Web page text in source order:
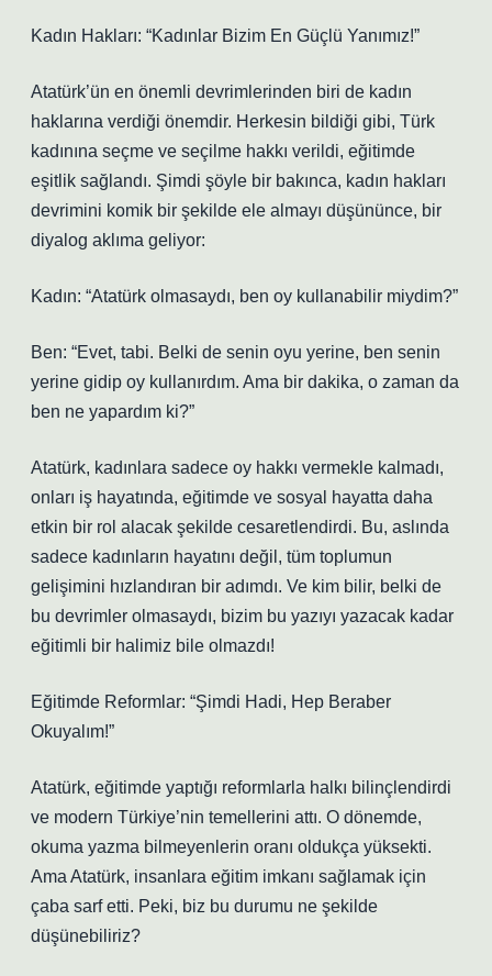
Kadın Hakları: “Kadınlar Bizim En Güçlü Yanımız!”
Atatürk’ün en önemli devrimlerinden biri de kadın
haklarına verdiği önemdir. Herkesin bildiği gibi, Türk
kadınına seçme ve seçilme hakkı verildi, eğitimde
eşitlik sağlandı. Şimdi şöyle bir bakınca, kadın hakları
devrimini komik bir şekilde ele almayı düşününce, bir
diyalog aklıma geliyor:
Kadın: “Atatürk olmasaydı, ben oy kullanabilir miydim?”
Ben: “Evet, tabi. Belki de senin oyu yerine, ben senin
yerine gidip oy kullanırdım. Ama bir dakika, o zaman da
ben ne yapardım ki?”
Atatürk, kadınlara sadece oy hakkı vermekle kalmadı,
onları iş hayatında, eğitimde ve sosyal hayatta daha
etkin bir rol alacak şekilde cesaretlendirdi. Bu, aslında
sadece kadınların hayatını değil, tüm toplumun
gelişimini hızlandıran bir adımdı. Ve kim bilir, belki de
bu devrimler olmasaydı, bizim bu yazıyı yazacak kadar
eğitimli bir halimiz bile olmazdı!
Eğitimde Reformlar: “Şimdi Hadi, Hep Beraber
Okuyalım!”
Atatürk, eğitimde yaptığı reformlarla halkı bilinçlendirdi
ve modern Türkiye’nin temellerini attı. O dönemde,
okuma yazma bilmeyenlerin oranı oldukça yüksekti.
Ama Atatürk, insanlara eğitim imkanı sağlamak için
çaba sarf etti. Peki, biz bu durumu ne şekilde
düşünebiliriz?